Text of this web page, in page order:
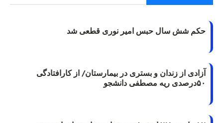
حکم شش سال حبس امیر نوری قطعی شد
آزادی از زندان و بستری در بیمارستان/ از کارافتادگی
۵۰درصدی ریه مصطفی دانشجو